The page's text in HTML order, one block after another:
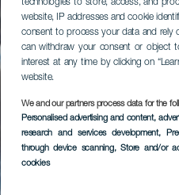
technologies to store, access, and
website, IP addresses and cookie
consent to process your data and rely
can withdraw your consent or object
interest at any time by clicking on
website.
We and our partners process data for the
Personalised advertising and content,
research and services development,
through device scanning, Store and/or
cookies